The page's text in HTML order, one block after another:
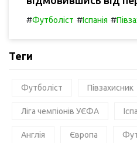
#Футболіст #Іспанія #
Теги
Футболіст Півзахисник
Ліга чемпіонів УЄФА
Англія Європа